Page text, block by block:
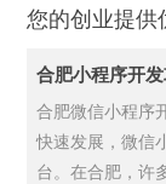
您的创业提供
合肥小程序开
合肥微信小程序
快速发展，微信
台。在合肥，许